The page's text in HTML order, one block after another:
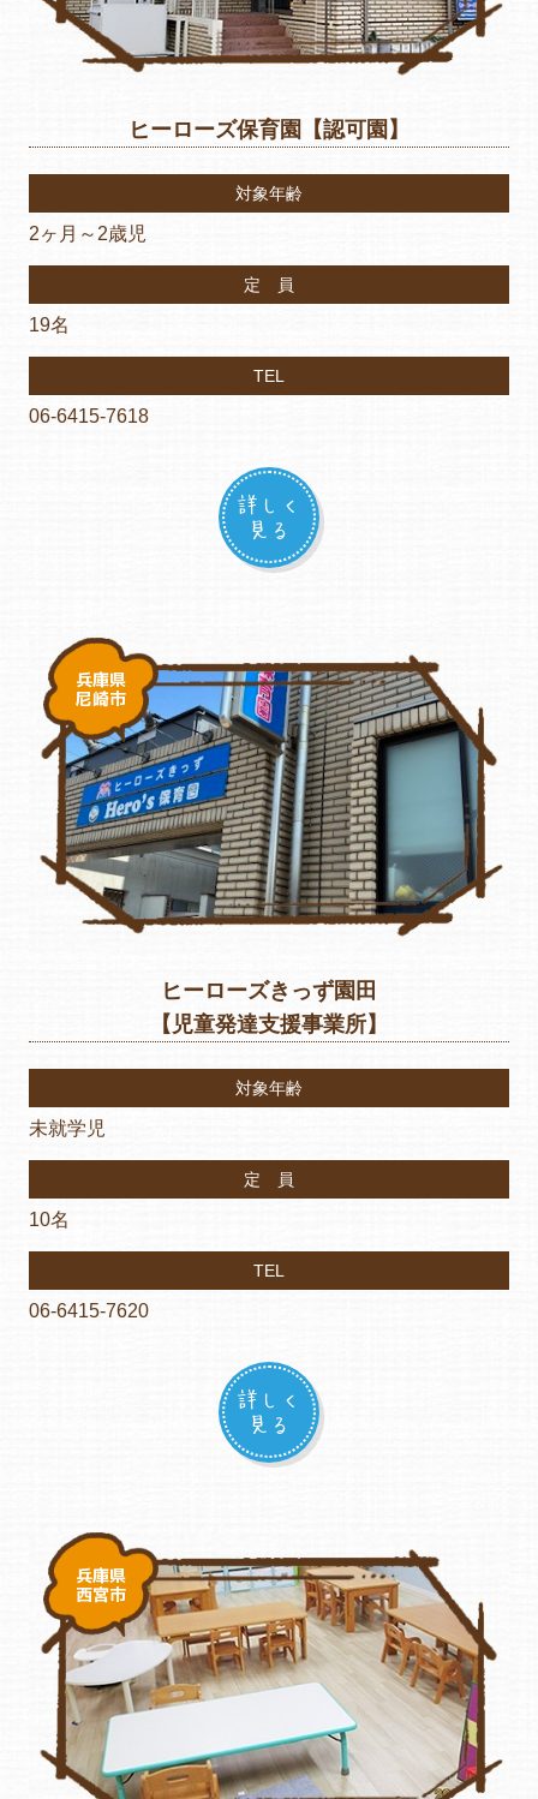
ヒーローズ保育園【認可園】
対象年齢
2ヶ月～2歳児
定 員
19名
TEL
06-6415-7618
詳しく
見る
兵庫県
尼崎市
ヒーローズきっず園田
【児童発達支援事業所】
対象年齢
未就学児
定 員
10名
TEL
06-6415-7620
詳しく
見る
兵庫県
西宮市